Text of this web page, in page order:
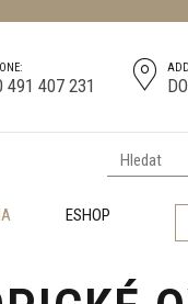
491 407 231
ESHOP